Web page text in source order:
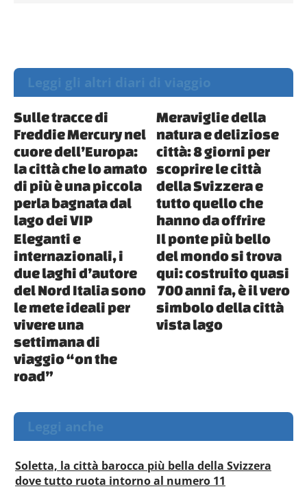
Leggi gli altri diari di viaggio
Sulle tracce di
Freddie Mercury nel
cuore dell’Europa:
la città che lo amato
di più è una piccola
perla bagnata dal
lago dei VIP
Meraviglie della
natura e deliziose
città: 8 giorni per
scoprire le città
della Svizzera e
tutto quello che
hanno da offrire
Eleganti e
internazionali, i
due laghi d’autore
del Nord Italia sono
le mete ideali per
vivere una
settimana di
viaggio “on the
road”
Il ponte più bello
del mondo si trova
qui: costruito quasi
700 anni fa, è il vero
simbolo della città
vista lago
Leggi anche
Soletta, la città barocca più bella della Svizzera
dove tutto ruota intorno al numero 11